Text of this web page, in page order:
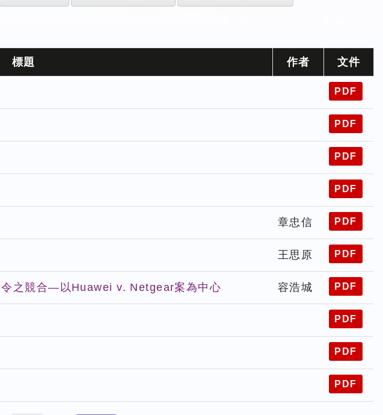
標題 作者 文件
PDF
PDF
PDF
PDF
章忠信 PDF
王思原 PDF
令之競合—以Huawei v. Netgear案為中心 容浩城 PDF
PDF
PDF
PDF